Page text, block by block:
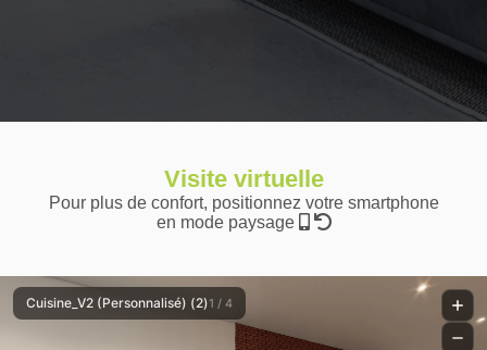
Visite virtuelle
Pour plus de confort, positionnez votre smartphone
en mode paysage